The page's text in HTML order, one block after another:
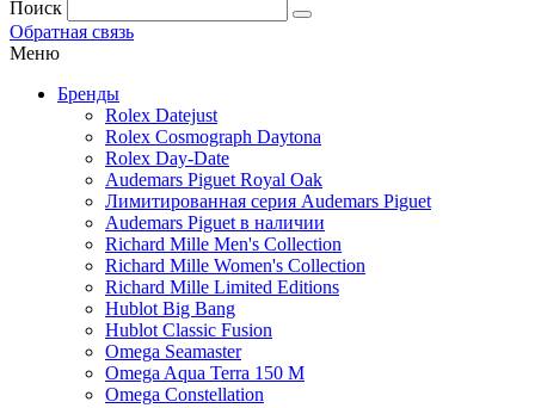
Поиск
Обратная связь
Меню
Бренды
Rolex Datejust
Rolex Cosmograph Daytona
Rolex Day-Date
Audemars Piguet Royal Oak
Лимитированная серия Audemars Piguet
Audemars Piguet в наличии
Richard Mille Men's Collection
Richard Mille Women's Collection
Richard Mille Limited Editions
Hublot Big Bang
Hublot Classic Fusion
Omega Seamaster
Omega Aqua Terra 150 M
Omega Constellation